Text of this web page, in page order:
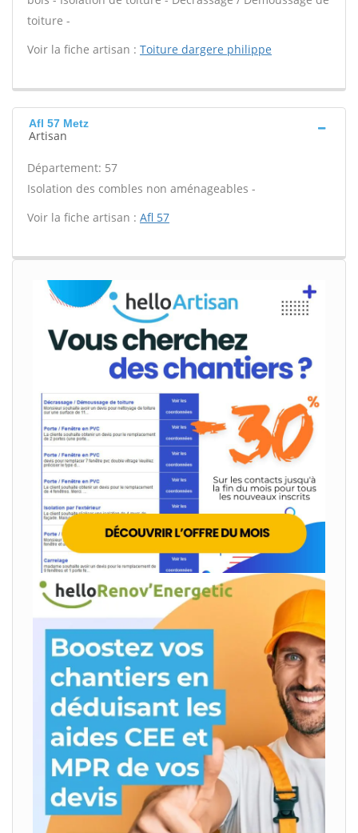
toiture -
Voir la fiche artisan : Toiture dargere philippe
Afl 57 Metz
Artisan
Département: 57
Isolation des combles non aménageables -
Voir la fiche artisan : Afl 57